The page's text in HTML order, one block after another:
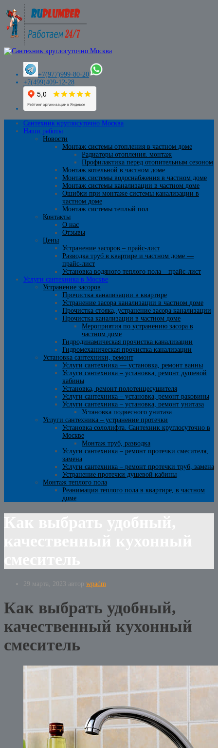
+7(977)999-80-20
+7(499)409-12-28
Сантехник круглосуточно Москва
Наши работы
Новости
Монтаж системы отопления в частном доме
Радиаторы отопления. монтаж
Профилактика перед отопительным сезоном
Монтаж котельной в частном доме
Монтаж системы водоснабжения в частном доме
Монтаж системы канализации в частном доме
Ошибки при монтаже системы канализации в
частном доме
Монтаж системы теплый пол
Контакты
О нас
Отзывы
Цены
Устранение засоров – прайс-лист
Разводка труб в квартире и частном доме —
прайс-лист
Установка водяного теплого пола – прайс-лист
Услуги сантехника в Москве
Устранение засоров
Прочистка канализации в квартире
Устранение засора канализации в частном доме
Прочистка стояка, устранение засора канализации
Прочистка канализации в частном доме
Мероприятия по устранению засора в
частном доме
Гидродинамическая прочистка канализации
Гидромеханическая прочистка канализации
Установка сантехники, ремонт
Услуги сантехника — установка, ремонт ванны
Услуги сантехника – установка, ремонт душевой
кабины
Установка, ремонт полотенцесушителя
Услуги сантехника – установка, ремонт раковины
Услуги сантехника – установка, ремонт унитаза
Установка подвесного унитаза
Услуги сантехника – устранение протечки
Установка сололифта. Сантехник круглосуточно в
Москве
Монтаж труб, разводка
Услуги сантехника – ремонт протечки смесителя,
замена
Услуги сантехника – ремонт протечки труб, замена
Устранение протечки душевой кабины
Монтаж теплого пола
Реанимация теплого пола в квартире, в частном
доме
29 марта, 2023 автор wpadm
Как выбрать удобный,
качественный кухонный
смеситель